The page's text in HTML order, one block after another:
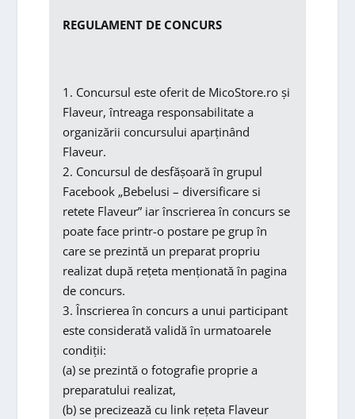
REGULAMENT DE CONCURS
1. Concursul este oferit de MicoStore.ro și
Flaveur, întreaga responsabilitate a
organizării concursului aparținând
Flaveur.
2. Concursul de desfășoară în grupul
Facebook „Bebelusi – diversificare si
retete Flaveur” iar înscrierea în concurs se
poate face printr-o postare pe grup în
care se prezintă un preparat propriu
realizat după rețeta menționată în pagina
de concurs.
3. Înscrierea în concurs a unui participant
este considerată validă în urmatoarele
condiții:
(a) se prezintă o fotografie proprie a
preparatului realizat,
(b) se precizează cu link rețeta Flaveur